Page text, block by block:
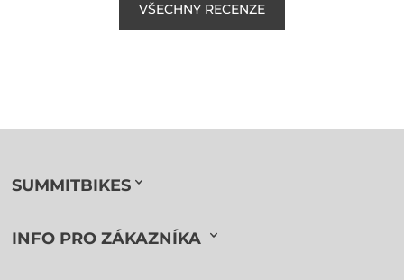
VŠECHNY RECENZE
SUMMITBIKES
INFO PRO ZÁKAZNÍKA